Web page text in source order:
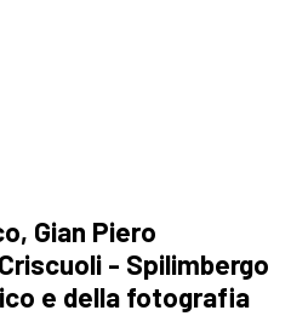
Gian Piero
- Spilimbergo
e della fotografia